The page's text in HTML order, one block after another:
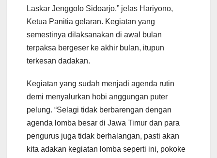
Laskar Jenggolo Sidoarjo,” jelas Hariyono,
Ketua Panitia gelaran. Kegiatan yang
semestinya dilaksanakan di awal bulan
terpaksa bergeser ke akhir bulan, itupun
terkesan dadakan.
Kegiatan yang sudah menjadi agenda rutin
demi menyalurkan hobi anggungan puter
pelung. “Selagi tidak berbarengan dengan
agenda lomba besar di Jawa Timur dan para
pengurus juga tidak berhalangan, pasti akan
kita adakan kegiatan lomba seperti ini, pokoke